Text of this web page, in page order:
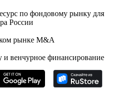
по фондовому рынку для
России
рынке M&A
и венчурное финансирование